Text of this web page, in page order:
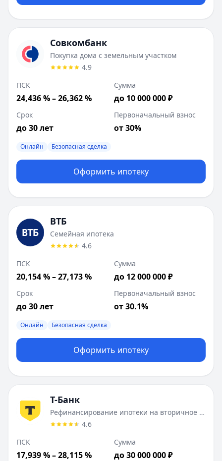
Совкомбанк
Покупка дома с земельным участком
4.9
ПСК
24,436 % – 26,362 %
Сумма
до 10 000 000 ₽
Срок
до 30 лет
Первоначальный взнос
от 30%
Онлайн Безопасная сделка
Оформить ипотеку
ВТБ
Семейная ипотека
4.6
ПСК
20,154 % – 27,173 %
Сумма
до 12 000 000 ₽
Срок
до 30 лет
Первоначальный взнос
от 30.1%
Онлайн Безопасная сделка
Оформить ипотеку
Т-Банк
Рефинансирование ипотеки на вторичное жилье
4.6
ПСК
17,939 % – 28,115 %
Сумма
до 30 000 000 ₽